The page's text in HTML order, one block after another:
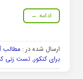
ادامه →
ارسال شده در :مطالب
برای کنکور,تست زنی